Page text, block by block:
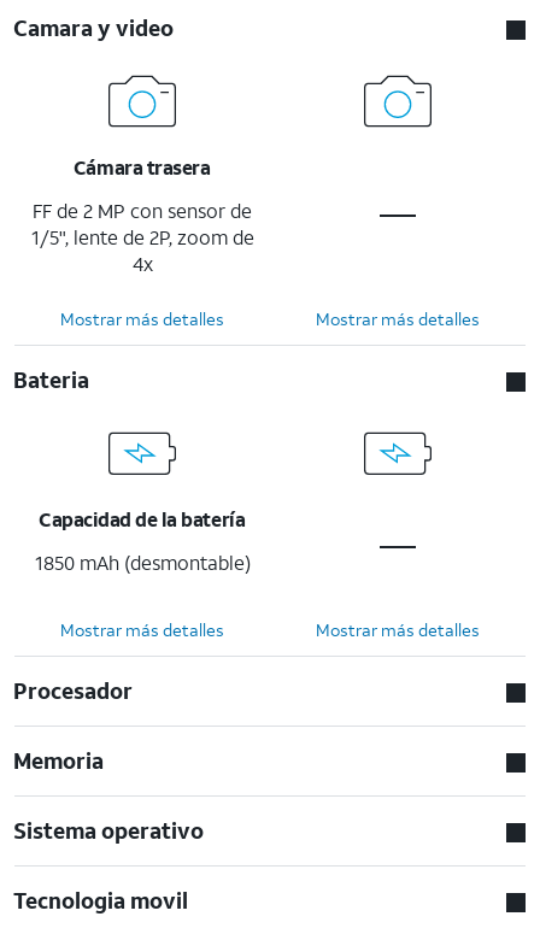
Camara y video
Cámara trasera
FF de 2 MP con sensor de
1/5", lente de 2P, zoom de
4x
Mostrar más detalles Mostrar más detalles
Bateria
Capacidad de la batería
1850 mAh (desmontable)
Mostrar más detalles Mostrar más detalles
Procesador
Memoria
Sistema operativo
Tecnologia movil